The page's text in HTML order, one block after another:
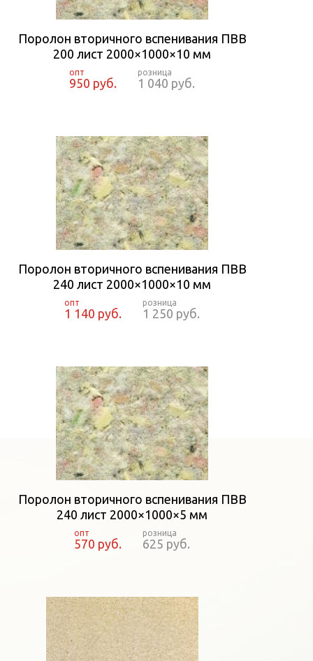
Поролон вторичного вспенивания ПВВ
200 лист 2000×1000×10 мм
950 руб. 1 040 руб.
Поролон вторичного вспенивания ПВВ
240 лист 2000×1000×10 мм
1 140 руб. 1 250 руб.
Поролон вторичного вспенивания ПВВ
240 лист 2000×1000×5 мм
570 руб. 625 руб.